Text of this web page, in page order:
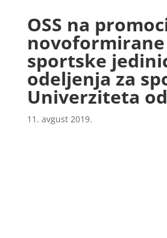
OSS na
novoformirane
sportske
odeljenja za
Univerziteta
11. avgust 2019.